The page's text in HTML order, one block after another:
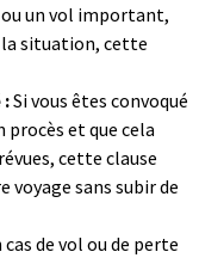
ou un vol important,
la situation, cette
:Si vous êtes convoqué
procès et que cela
cette clause
voyage sans subir de
de vol ou de perte